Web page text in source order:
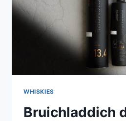
WHISKIES
Bruichladdich